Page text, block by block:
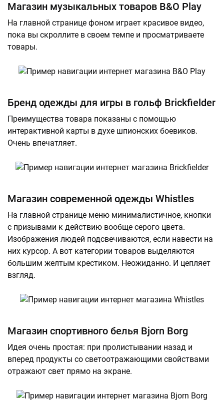
Магазин музыкальных товаров B&O Play
На главной странице фоном играет красивое видео,
пока вы скроллите в своем темпе и просматриваете
товары.
Бренд одежды для игры в гольф Brickfielder
Преимущества товара показаны с помощью
интерактивной карты в духе шпионских боевиков.
Очень впечатляет.
Магазин современной одежды Whistles
На главной странице меню минималистичное, кнопки
с призывами к действию вообще серого цвета.
Изображения людей подсвечиваются, если навести на
них курсор. А вот категории товаров выделяются
большим желтым крестиком. Неожиданно. И цепляет
взгляд.
Магазин спортивного белья Bjorn Borg
Идея очень простая: при пролистывании назад и
вперед продукты со светоотражающими свойствами
отражают свет прямо на экране.